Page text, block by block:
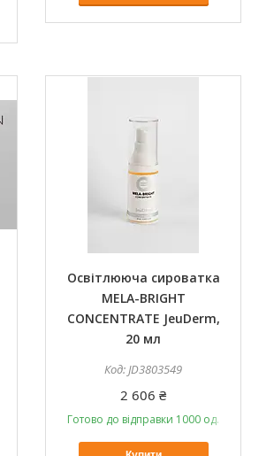
Освітлююча сироватка
MELA-BRIGHT
CONCENTRATE JeuDerm,
20 мл
JD3803549
2 606 ₴
Готово до відправки 1000 од.